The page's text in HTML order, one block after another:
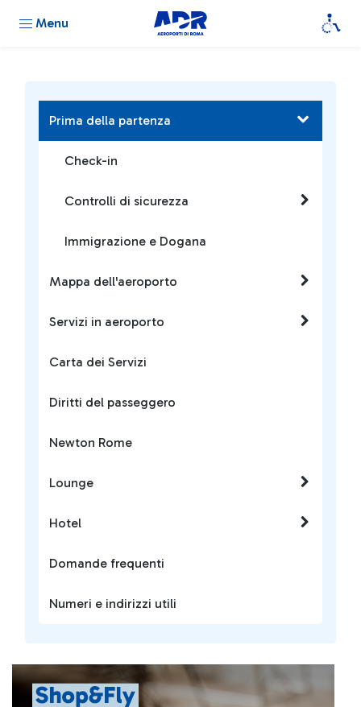
Menu
Prima della partenza
Check-in
Controlli di sicurezza
Immigrazione e Dogana
Mappa dell'aeroporto
Servizi in aeroporto
Carta dei Servizi
Diritti del passeggero
Newton Rome
Lounge
Hotel
Domande frequenti
Numeri e indirizzi utili